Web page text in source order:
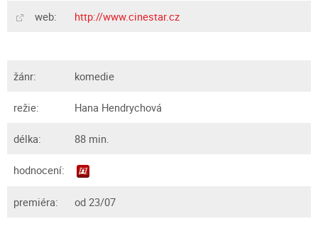
web: http://www.cinestar.cz
žánr: komedie
režie: Hana Hendrychová
délka: 88 min.
hodnocení:
premiéra: od 23/07